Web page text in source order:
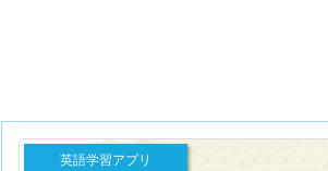
英語学習アプリ